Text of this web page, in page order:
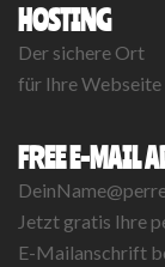
HOSTING
Der sichere Ort
für Ihre Webseite
FREE E-MAIL
Jetzt gratis Ihre
E-Mailanschrift